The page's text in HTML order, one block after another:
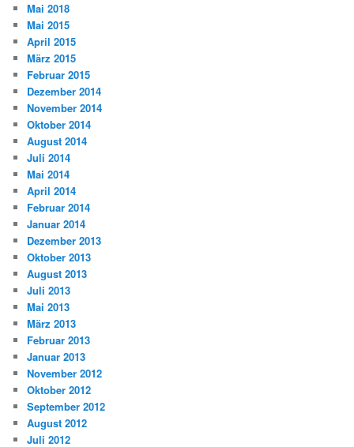
Mai 2018
Mai 2015
April 2015
März 2015
Februar 2015
Dezember 2014
November 2014
Oktober 2014
August 2014
Juli 2014
Mai 2014
April 2014
Februar 2014
Januar 2014
Dezember 2013
Oktober 2013
August 2013
Juli 2013
Mai 2013
März 2013
Februar 2013
Januar 2013
November 2012
Oktober 2012
September 2012
August 2012
Juli 2012